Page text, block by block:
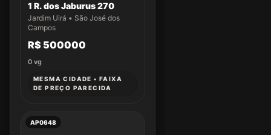
1 R. dos Jaburus 270
Jardim Uirá • São José dos
Campos
R$ 500000
0 vg
MESMA CIDADE • FAIXA
DE PREÇO PARECIDA
AP0648